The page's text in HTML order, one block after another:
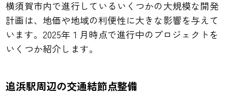
横須賀市内で進行しているいくつかの大規模な開発
計画は、地価や地域の利便性に大きな影響を与えて
います。2025年１月時点で進行中のプロジェクトを
いくつか紹介します。
追浜駅周辺の交通結節点整備